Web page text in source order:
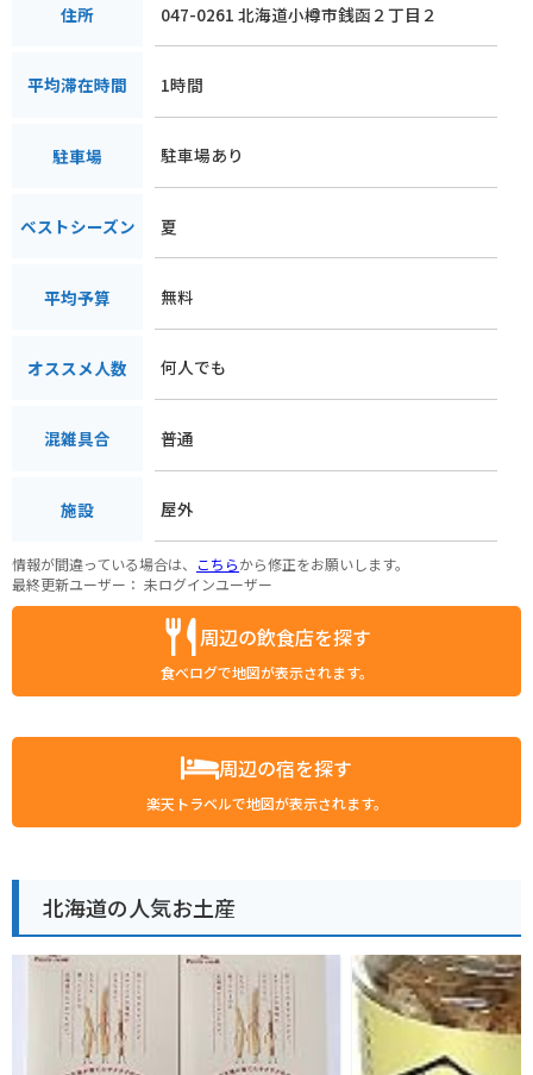
住所 047-0261 北海道小樽市銭函２丁目２
平均滞在時間 1時間
駐車場 駐車場あり
ベストシーズン 夏
平均予算 無料
オススメ人数 何人でも
混雑具合 普通
施設 屋外
情報が間違っている場合は、 こちらから修正をお願いします。
最終更新ユーザー： 未ログインユーザー
周辺の飲食店を探す
食べログで地図が表示されます。
周辺の宿を探す
楽天トラベルで地図が表示されます。
北海道の人気お土産